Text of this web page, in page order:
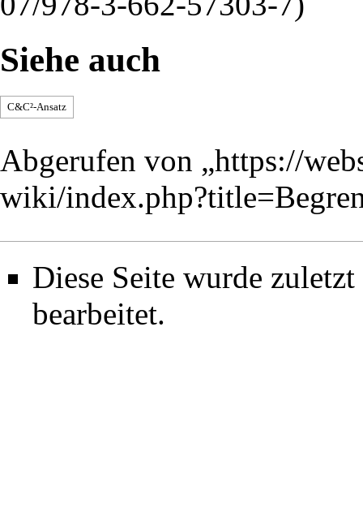
Siehe auch
C&C²-Ansatz
Abgerufen von „https://
wiki/
Diese Seite wurde
bearbeitet.